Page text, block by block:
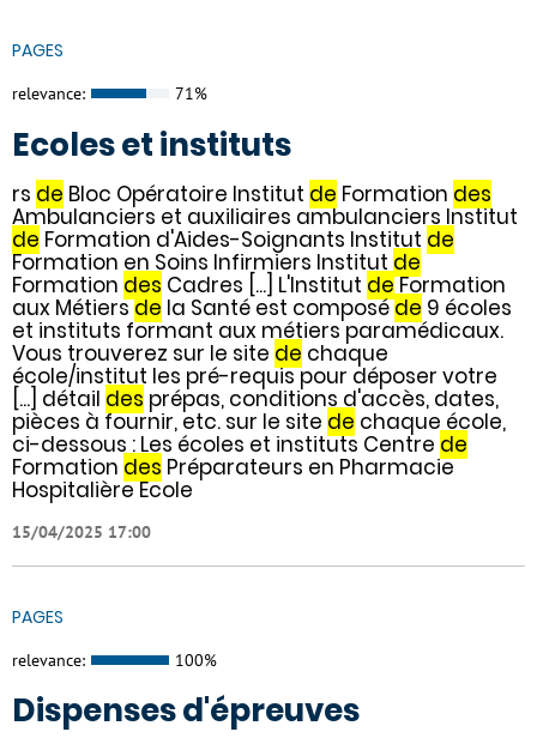
PAGES
relevance: 71%
Ecoles et instituts
rs de Bloc Opératoire Institut de Formation des
Ambulanciers et auxiliaires ambulanciers Institut
de Formation d'Aides-Soignants Institut de
Formation en Soins Infirmiers Institut de
Formation des Cadres [...] L'Institut deFormation
aux Métiersde la Santé est composéde 9 écoles
et instituts formant aux métiers paramédicaux.
Vous trouverez sur le site de chaque
école/institut les pré-requis pour déposer votre
[...] détail des prépas, conditions d'accès, dates,
pièces à fournir, etc. sur le site de chaque école,
ci-dessous : Les écoles et instituts Centre de
Formation des Préparateurs en Pharmacie
Hospitalière Ecole
15/04/2025 17:00
PAGES
relevance: 100%
Dispenses d'épreuves